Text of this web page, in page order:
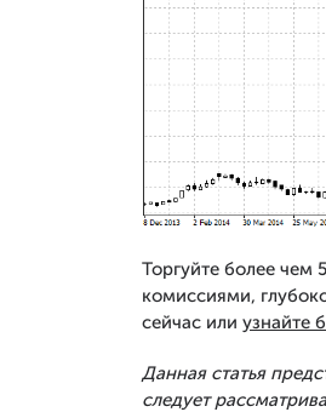
Торгуйте более чем
комиссиями,
сейчас или узнайте
Данная статья
следует